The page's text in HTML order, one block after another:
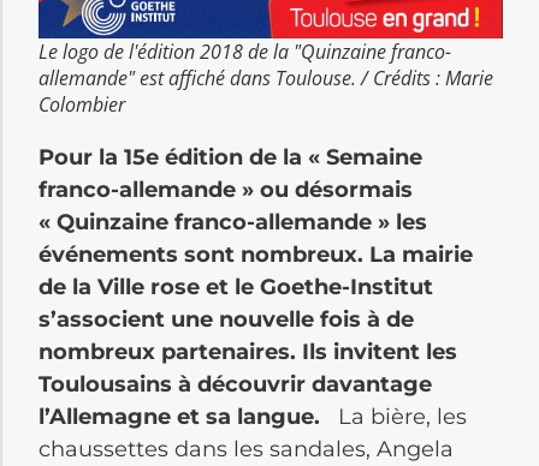
Le logo de l'édition 2018 de la "Quinzaine franco-
allemande" est affiché dans Toulouse. / Crédits : Marie
Colombier
Pour la 15e édition de la « Semaine
franco-allemande » ou désormais
« Quinzaine franco-allemande » les
événements sont nombreux. La mairie
de la Ville rose et le Goethe-Institut
s’associent une nouvelle fois à de
nombreux partenaires. Ils invitent les
Toulousains à découvrir davantage
l’Allemagne et sa langue. La bière, les
chaussettes dans les sandales, Angela